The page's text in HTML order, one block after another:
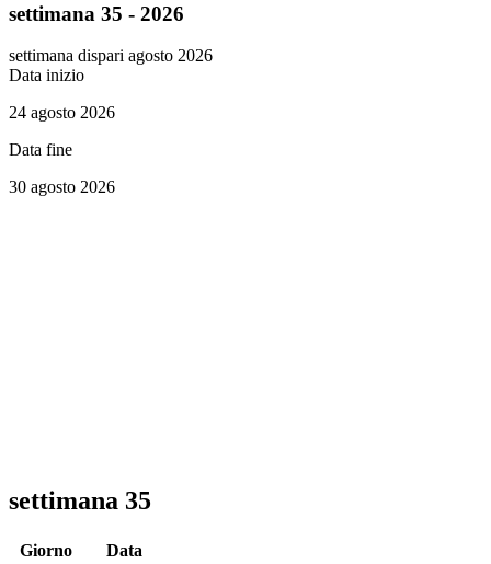
settimana 35 - 2026
settimana dispari agosto 2026
Data inizio
24 agosto 2026
Data fine
30 agosto 2026
settimana 35
Giorno
Data